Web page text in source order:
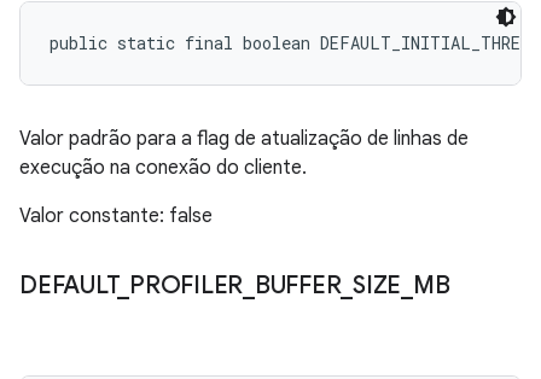
public static final boolean
Valor padrão para a flag de atualização de linhas de
execução na conexão do cliente.
Valor constante: false
DEFAULT_ PROFILER BUFFER_ SIZE MB